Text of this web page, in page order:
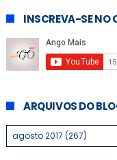
INSCREVA-SE NO
ARQUIVOS DO